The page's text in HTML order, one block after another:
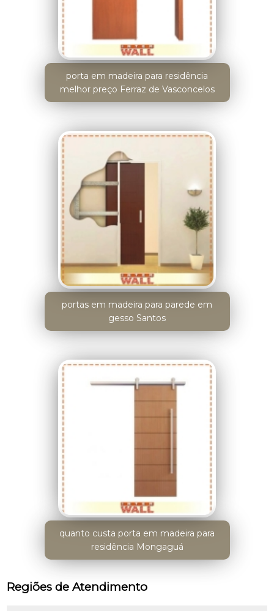
porta em madeira para residência
melhor preço Ferraz de Vasconcelos
portas em madeira para parede em
gesso Santos
quanto custa porta em madeira para
residência Mongaguá
Regiões de Atendimento